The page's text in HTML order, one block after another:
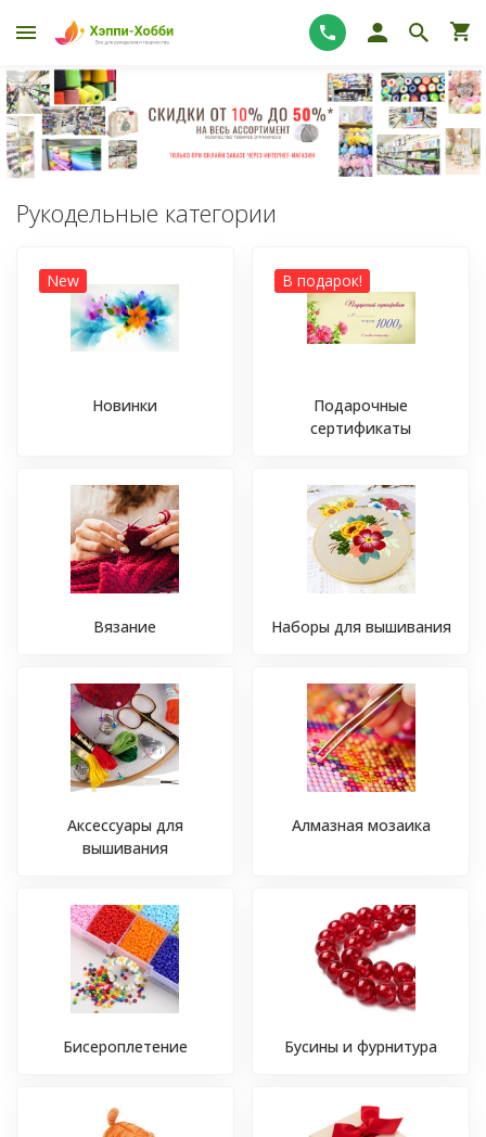
Рукодельные категории
Новинки
New
Подарочные
сертификаты
В подарок!
Вязание Наборы для вышивания
Аксессуары для
вышивания
Алмазная мозаика
Бисероплетение Бусины и фурнитура